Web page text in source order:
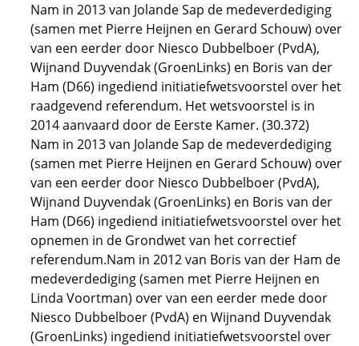
Nam in 2013 van Jolande Sap de medeverdediging
(samen met Pierre Heijnen en Gerard Schouw) over
van een eerder door Niesco Dubbelboer (PvdA),
Wijnand Duyvendak (GroenLinks) en Boris van der
Ham (D66) ingediend initiatiefwetsvoorstel over het
raadgevend referendum. Het wetsvoorstel is in
2014 aanvaard door de Eerste Kamer. (30.372)
Nam in 2013 van Jolande Sap de medeverdediging
(samen met Pierre Heijnen en Gerard Schouw) over
van een eerder door Niesco Dubbelboer (PvdA),
Wijnand Duyvendak (GroenLinks) en Boris van der
Ham (D66) ingediend initiatiefwetsvoorstel over het
opnemen in de Grondwet van het correctief
referendum.Nam in 2012 van Boris van der Ham de
medeverdediging (samen met Pierre Heijnen en
Linda Voortman) over van een eerder mede door
Niesco Dubbelboer (PvdA) en Wijnand Duyvendak
(GroenLinks) ingediend initiatiefwetsvoorstel over